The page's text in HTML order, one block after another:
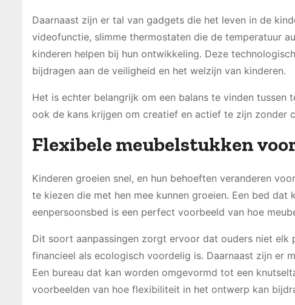
Daarnaast zijn er tal van gadgets die het leven in de
videofunctie, slimme thermostaten die de temperatuur
kinderen helpen bij hun ontwikkeling. Deze
bijdragen aan de veiligheid en het welzijn van kinderen.
Het is echter belangrijk om een balans te vinden
ook de kans krijgen om creatief en actief te zijn zonder
Flexibele meubelstukken
Kinderen groeien snel, en hun behoeften veranderen
te kiezen die met hen mee kunnen groeien. Een bed
eenpersoonsbed is een perfect voorbeeld van hoe
Dit soort aanpassingen zorgt ervoor dat ouders niet elk
financieel als ecologisch voordelig is. Daarnaast zijn er
Een bureau dat kan worden omgevormd tot een
voorbeelden van hoe flexibiliteit in het ontwerp kan